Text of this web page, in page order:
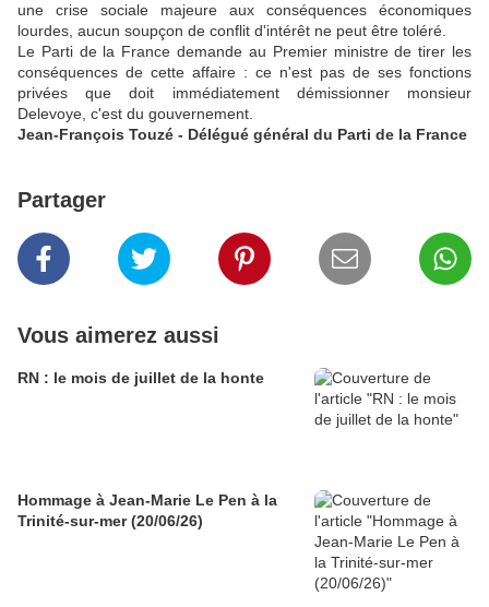
une crise sociale majeure aux conséquences économiques
lourdes, aucun soupçon de conflit d'intérêt ne peut être toléré.
Le Parti de la France demande au Premier ministre de tirer les
conséquences de cette affaire : ce n'est pas de ses fonctions
privées que doit immédiatement démissionner monsieur
Delevoye, c'est du gouvernement.
Jean-François Touzé - Délégué général du Parti de la France
Partager
Vous aimerez aussi
RN : le mois de juillet de la honte
Hommage à Jean-Marie Le Pen à la
Trinité-sur-mer (20/06/26)